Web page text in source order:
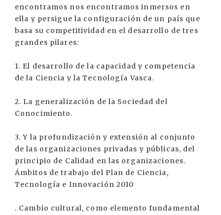
encontramos nos encontramos inmersos en
ella y persigue la configuración de un país que
basa su competitividad en el desarrollo de tres
grandes pilares:
1. El desarrollo de la capacidad y competencia
de la Ciencia y la Tecnología Vasca.
2. La generalización de la Sociedad del
Conocimiento.
3. Y la profundización y extensión al conjunto
de las organizaciones privadas y públicas, del
principio de Calidad en las organizaciones.
Ámbitos de trabajo del Plan de Ciencia,
Tecnología e Innovación 2010
. Cambio cultural, como elemento fundamental